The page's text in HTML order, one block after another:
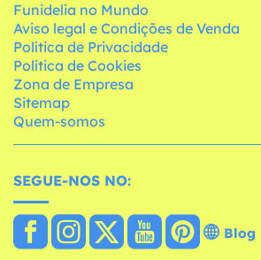
Funidelia no Mundo
Aviso legal e Condições de Venda
Política de Privacidade
Política de Cookies
Zona de Empresa
Sitemap
Quem-somos
SEGUE-NOS NO:
Blog